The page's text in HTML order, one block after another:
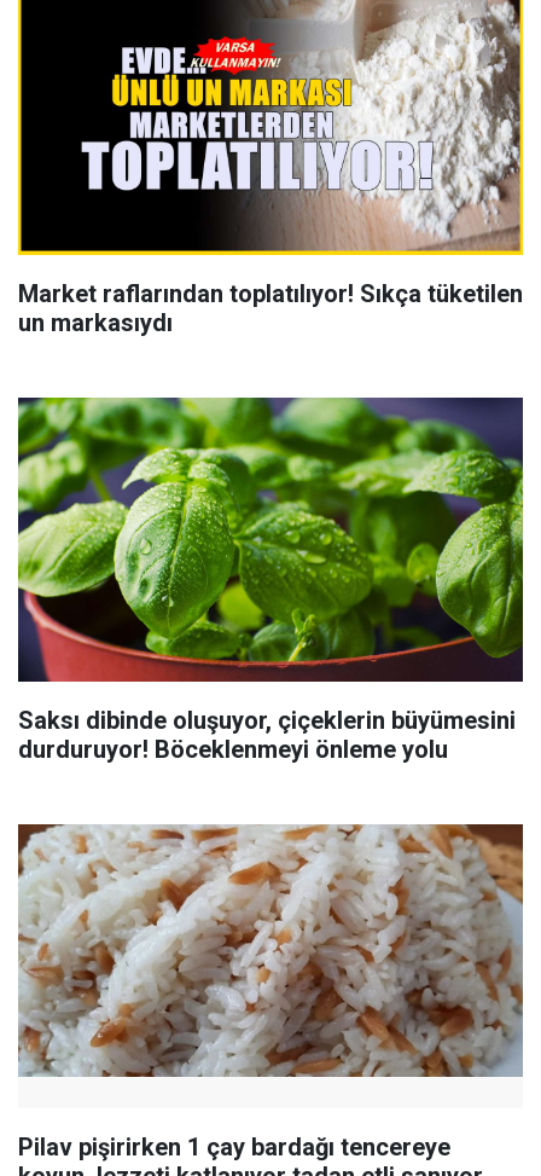
Market raflarından toplatılıyor! Sıkça tüketilen
un markasıydı
Saksı dibinde oluşuyor, çiçeklerin büyümesini
durduruyor! Böceklenmeyi önleme yolu
Pilav pişirirken 1 çay bardağı tencereye